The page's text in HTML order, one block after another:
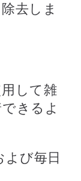
去しま
して雑
きるよ
び毎日